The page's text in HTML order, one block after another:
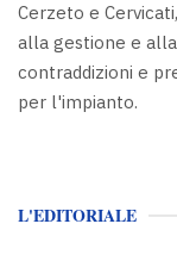
Cerzeto e
alla gestione e
contraddizioni e
per l'impianto.
L'EDITORIALE